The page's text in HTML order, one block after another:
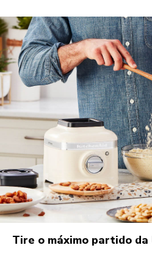
Tire o máximo partido